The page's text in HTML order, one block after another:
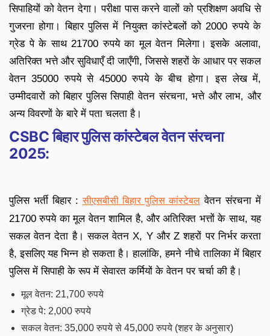
सिपाहियों को वेतन देगा। परीक्षा पास करने वालों को प्रशिक्षण अवधि से
गुजरना होगा। बिहार पुलिस में नियुक्त कांस्टेबलों को 2000 रुपये के
ग्रेड पे के साथ 21700 रुपये का मूल वेतन मिलेगा। इसके अलावा,
अतिरिक्त भत्ते और सुविधाएँ दी जाएँगी, जिससे शहरों के आधार पर सकल
वेतन 35000 रुपये से 45000 रुपये के बीच होगा। इस लेख में,
उम्मीदवारों को बिहार पुलिस सिपाही वेतन संरचना, भत्ते और लाभ, और
अन्य विवरणों के बारे में पता चलता है।
CSBC बिहार पुलिस कांस्टेबल वेतन संरचना
2025:
पुलिस भर्ती बिहार :सीएसबीसी बिहार पुलिस कांस्टेबल वेतन संरचना में
21700 रुपये का मूल वेतन शामिल है, और अतिरिक्त भत्तों के साथ, यह
सकल वेतन देता है। सकल वेतन X, Y और Z शहरों पर निर्भर करता
है, इसलिए यह भिन्न हो सकता है। हालांकि, हमने नीचे तालिका में बिहार
पुलिस में सिपाही के रूप में सेवारत कर्मियों के वेतन पर चर्चा की है।
मूल वेतन: 21,700 रुपये
ग्रेड पे: 2,000 रुपये
सकल वेतन: 35,000 रुपये से 45,000 रुपये (शहर के अनुसार)